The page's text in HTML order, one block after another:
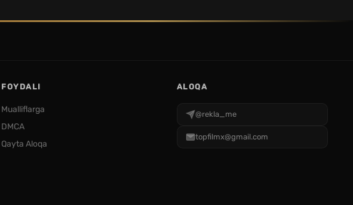
FOYDALI
Mualliflarga
DMCA
Qayta Aloqa
ALOQA
@rekla_me
topfilmx@gmail.com